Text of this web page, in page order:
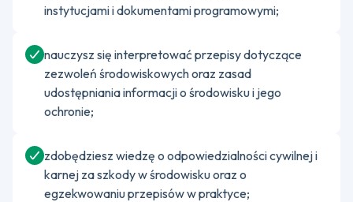
instytucjami i dokumentami programowymi;
nauczysz się interpretować przepisy dotyczące
zezwoleń środowiskowych oraz zasad
udostępniania informacji o środowisku i jego
ochronie;
zdobędziesz wiedzę o odpowiedzialności cywilnej i
karnej za szkody w środowisku oraz o
egzekwowaniu przepisów w praktyce;